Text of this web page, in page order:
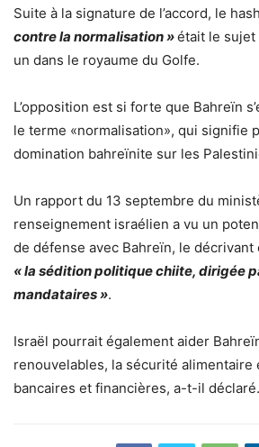
Suite à la signature de l’accord, le
contre la normalisation »était le sujet
un dans le royaume du Golfe.
L’opposition est si forte que Bahreïn
le terme «normalisation», qui signifie
domination bahreïnite sur les
Un rapport du 13 septembre du
renseignement israélien a vu un
de défense avec Bahreïn, le décrivant
« la sédition politique chiite, dirigée
mandataires ».
Israël pourrait également aider
renouvelables, la sécurité alimentaire
bancaires et financières, a-t-il déclaré.